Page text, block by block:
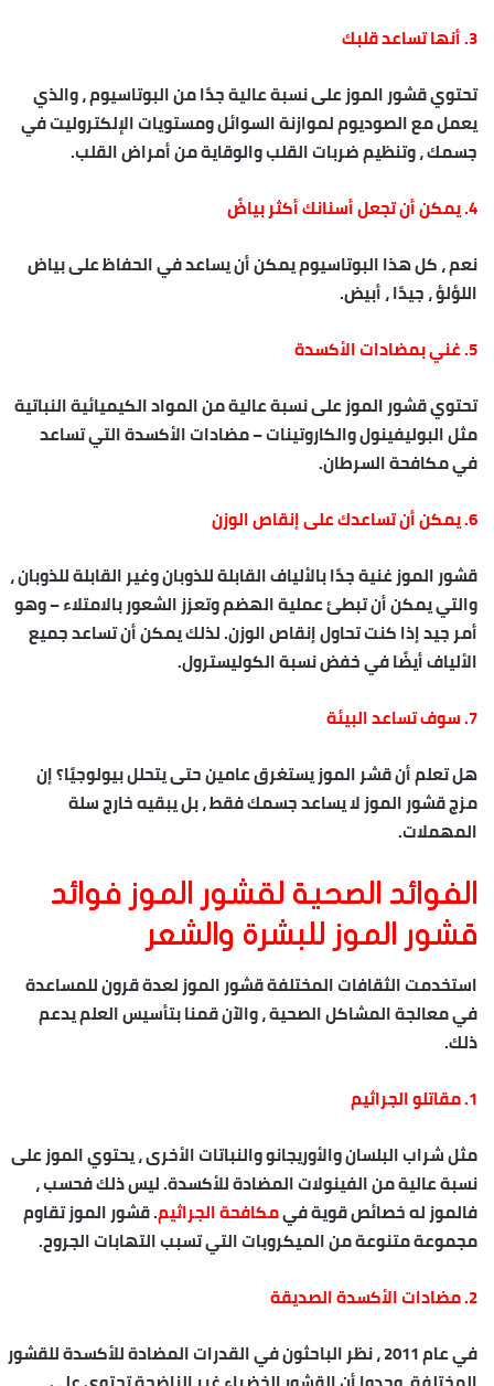
3. أنها تساعد قلبك
تحتوي قشور الموز على نسبة عالية جدًا من البوتاسيوم ، والذي
يعمل مع الصوديوم لموازنة السوائل ومستويات الإلكتروليت في
جسمك ، وتنظيم ضربات القلب والوقاية من أمراض القلب.
4. يمكن أن تجعل أسنانك أكثر بياضً
نعم ، كل هذا البوتاسيوم يمكن أن يساعد في الحفاظ على بياض
اللؤلؤ ، جيدًا ، أبيض.
5. غني بمضادات الأكسدة
تحتوي قشور الموز على نسبة عالية من المواد الكيميائية النباتية
مثل البوليفينول والكاروتينات – مضادات الأكسدة التي تساعد
في مكافحة السرطان.
6. يمكن أن تساعدك على إنقاص الوزن
قشور الموز غنية جدًا بالألياف القابلة للذوبان وغير القابلة للذوبان ،
والتي يمكن أن تبطئ عملية الهضم وتعزز الشعور بالامتلاء – وهو
أمر جيد إذا كنت تحاولإنقاص الوزن. لذلك يمكن أن تساعد جميع
الألياف أيضًا في خفض نسبة الكوليسترول.
7. سوف تساعد البيئة
هل تعلم أن قشر الموز يستغرق عامين حتى يتحلل بيولوجيًا؟ إن
مزج قشور الموز لا يساعد جسمك فقط ، بل يبقيه خارج سلة
المهملات.
الفوائد الصحية لقشور الموز فوائد
قشور الموز للبشرة والشعر
استخدمت الثقافات المختلفة قشور الموز لعدة قرون للمساعدة
في معالجة المشاكل الصحية ، والآن قمنا بتأسيس العلم يدعم
ذلك.
1. مقاتلو الجراثيم
مثل شراب البلسان والأوريجانو والنباتات الأخرى ، يحتوي الموز على
نسبة عالية من الفينولات المضادة للأكسدة. ليس ذلك فحسب ،
فالموز له خصائص قوية فيمكافحة الجراثيم. قشور الموز تقاوم
مجموعة متنوعة من الميكروبات التي تسبب التهابات الجروح.
2. مضادات الأكسدة الصديقة
في عام 2011 ، نظر الباحثون في القدرات المضادة للأكسدة للقشور